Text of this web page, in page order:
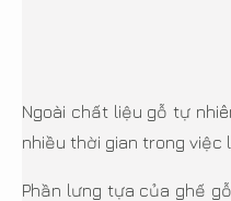
Ngoài chất liệu gỗ tự
nhiều thời gian trong việc
Phần lưng tựa của ghế